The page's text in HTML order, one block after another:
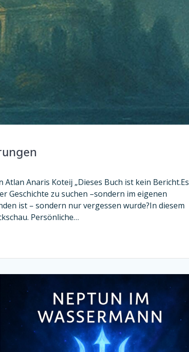
Anaris Koteij „Dieses Buch ist kein Bericht.Es
Geschichte zu suchen –sondern im eigenen
ist – sondern nur vergessen wurde?In diesem
Persönliche…